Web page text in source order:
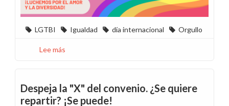
LGTBI Igualdad día internacional Orgullo
Lee más
Orgullo
LGTBI+
Despeja la "X" del convenio. ¿Se quiere
repartir? ¡Se puede!